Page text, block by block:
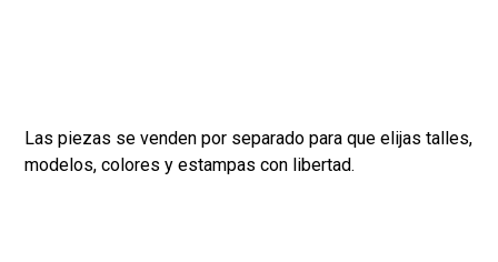
Las piezas se venden por separado para que elijas talles,
modelos, colores y estampas con libertad.